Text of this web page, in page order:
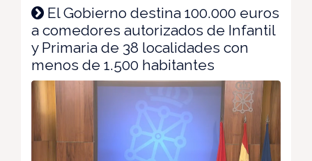
El Gobierno destina 100.000 euros
a comedores autorizados de Infantil
y Primaria de 38 localidades con
menos de 1.500 habitantes